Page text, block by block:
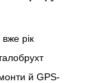
рік
й GPS-